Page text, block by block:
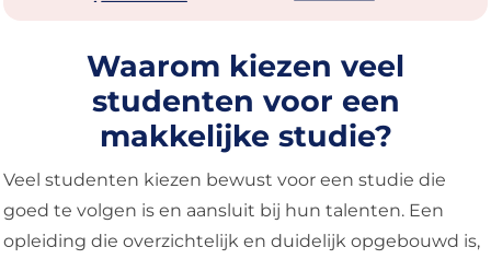
Waarom kiezen veel
studenten voor een
makkelijke studie?
Veel studenten kiezen bewust voor een studie die
goed te volgen is en aansluit bij hun talenten. Een
opleiding die overzichtelijk en duidelijk opgebouwd is,